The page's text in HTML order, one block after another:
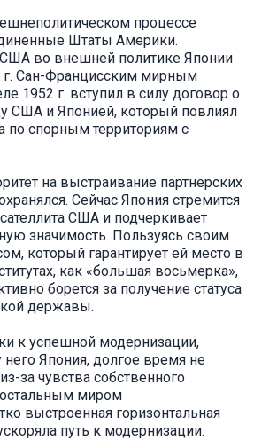
процессе
Штаты Америки.
США во внешней политике Японии
г. Сан-Францисским мирным
1952 г. вступил в силу договор о
США и Японией, который повлиял
по спорным территориям с
на выстраивание партнерских
Сейчас Япония стремится
США и подчеркивает
значимость. Пользуясь своим
который гарантирует ей место в
как «большая восьмерка»,
борется за получение статуса
державы.
к успешной модернизации,
Япония, долгое время не
за чувства собственного
остальным миром
выстроенная горизонтальная
путь к модернизации.